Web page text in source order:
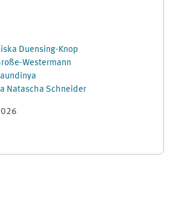
Duensing-Knop
Westermann
Natascha Schneider